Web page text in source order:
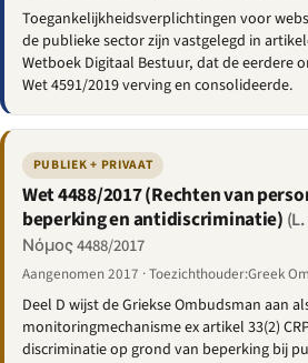
Toegankelijkheidsverplichtingen voor
de publieke sector zijn vastgelegd in
Wetboek Digitaal Bestuur, dat de eerdere
Wet 4591/2019 verving en consolideerde.
PUBLIEK + PRIVAAT
Wet 4488/2017 (Rechten van
beperking en antidiscriminatie)
Νόμος 4488/2017
Aangenomen 2017 · Toezichthouder:Greek
Deel D wijst de Griekse Ombudsman aan
monitoringmechanisme ex artikel 33(2)
discriminatie op grond van beperking bij